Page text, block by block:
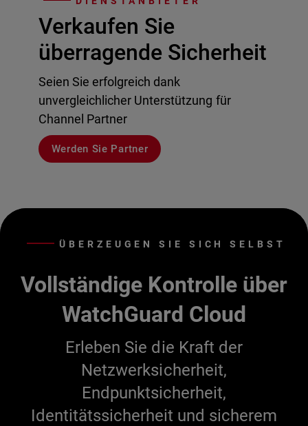
Verkaufen Sie
überragende Sicherheit
Seien Sie erfolgreich dank
unvergleichlicher Unterstützung für
Channel Partner
Werden Sie Partner
ÜBERZEUGEN SIE SICH SELBST
Vollständige Kontrolle über
WatchGuard Cloud
Erleben Sie die Kraft der
Netzwerksicherheit,
Endpunktsicherheit,
Identitätssicherheit und sicherem